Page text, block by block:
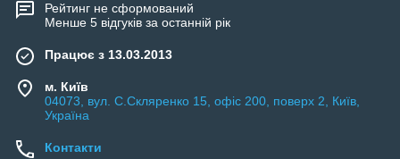
Рейтинг не сформований
Менше 5 відгуків за останній рік
Працює з 13.03.2013
м. Київ
04073, вул. C.Скляренко 15, офіс 200, поверх 2, Київ,
Україна
Контакти